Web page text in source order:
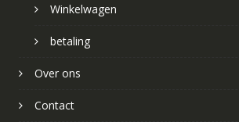
Winkelwagen
betaling
Over ons
Contact